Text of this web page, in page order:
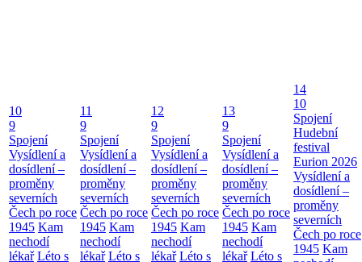
10
9
Spojení
Vysídlení a
dosídlení –
proměny
severních
Čech po roce
1945 Kam
nechodí
lékař Léto s
11
9
Spojení
Vysídlení a
dosídlení –
proměny
severních
Čech po roce
1945 Kam
nechodí
lékař Léto s
12
9
Spojení
Vysídlení a
dosídlení –
proměny
severních
Čech po roce
1945 Kam
nechodí
lékař Léto s
13
9
Spojení
Vysídlení a
dosídlení –
proměny
severních
Čech po roce
1945 Kam
nechodí
lékař Léto s
14
10
Spojení
Hudební
festival
Eurion 2026
Vysídlení a
dosídlení –
proměny
severních
Čech po roce
1945 Kam